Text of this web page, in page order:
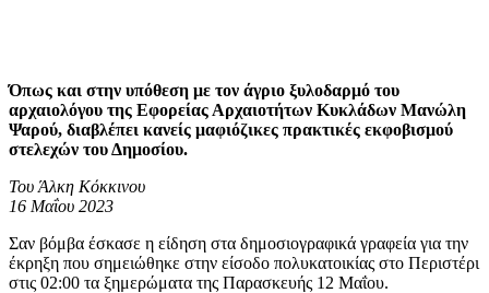
Όπως και στην υπόθεση με τον άγριο ξυλοδαρμό του
αρχαιολόγου της Εφορείας Αρχαιοτήτων Κυκλάδων Μανώλη
Ψαρού, διαβλέπει κανείς μαφιόζικες πρακτικές εκφοβισμού
στελεχών του Δημοσίου.
Του Άλκη Κόκκινου
16 Μαΐου 2023
Σαν βόμβα έσκασε η είδηση στα δημοσιογραφικά γραφεία για την
έκρηξη που σημειώθηκε στην είσοδο πολυκατοικίας στο Περιστέρι
στις 02:00 τα ξημερώματα της Παρασκευής 12 Μαΐου.